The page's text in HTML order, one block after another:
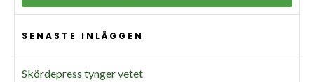
SENASTE INLÄGGEN
Skördepress tynger vetet